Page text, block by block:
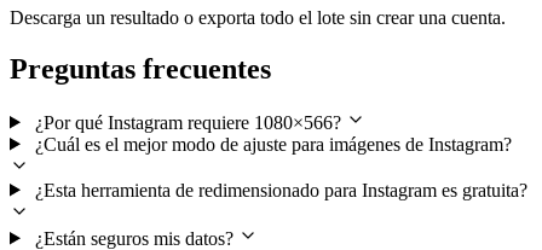
Descarga un resultado o exporta todo el lote sin crear una cuenta.
Preguntas frecuentes
¿Por qué Instagram requiere 1080×566?
¿Cuál es el mejor modo de ajuste para imágenes de Instagram?
¿Esta herramienta de redimensionado para Instagram es gratuita?
¿Están seguros mis datos?